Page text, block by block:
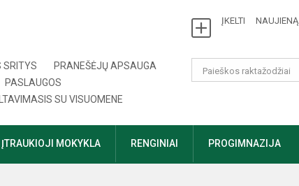
SRITYS
PRANEŠĖJŲ APSAUGA
PASLAUGOS
SU VISUOMENE
ĮKELTI NAUJIENĄ
ĮTRAUKIOJI MOKYKLA RENGINIAI PROGIMNAZIJA